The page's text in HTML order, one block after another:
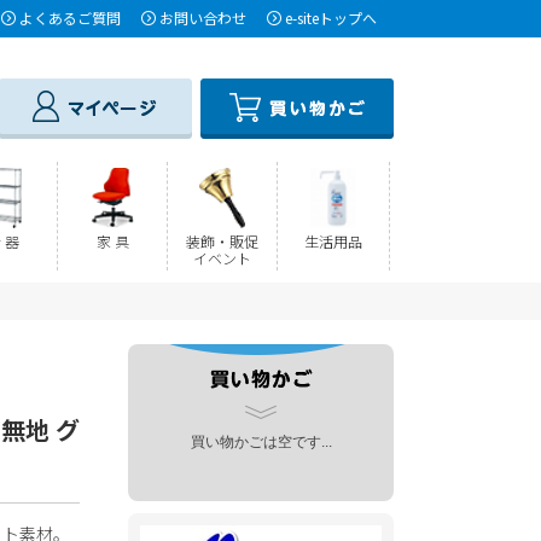
よくあるご質問 お問い合わせ e-siteトップへ
器 家 具
装飾・販促
イベント
生活用品
地 グ
素材。
買い物かごは空です...